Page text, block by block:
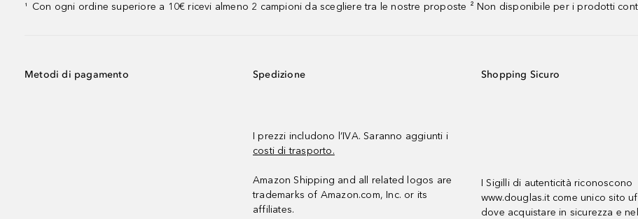
¹ Con ogni ordine superiore a 10€ ricevi almeno 2 campioni da scegliere tra le nostre proposte ² Non disponibile per i prodotti
Metodi di pagamento Spedizione
I prezzi includono l’IVA. Saranno aggiunti i
costi di trasporto.
Amazon Shipping and all related logos are
trademarks of Amazon.com, Inc. or its
affiliates.
Shopping Sicuro
I Sigilli di autenticità riconoscono
www.douglas.it come unico sito
dove acquistare in sicurezza e